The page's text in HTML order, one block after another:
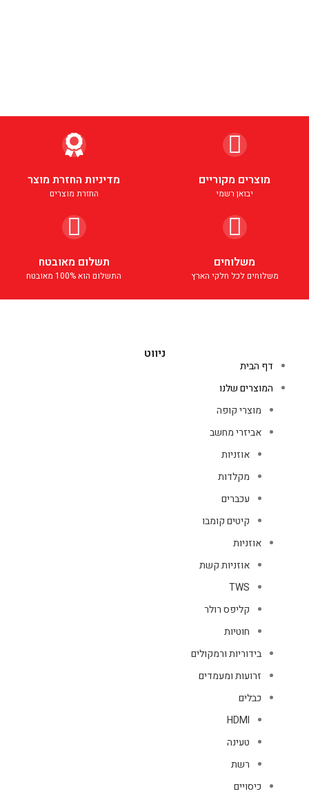
מוצרים מקוריים
יבואן רשמי
מדיניות החזרת מוצר
החזרת מוצרים
משלוחים
משלוחים לכל חלקי הארץ
תשלום מאובטח
התשלום הוא 100% מאובטח
ניווט
דף הבית
המוצרים שלנו
מוצרי קופה
אביזרי מחשב
אוזניות
מקלדות
עכברים
קיטים קומבו
אוזניות
אוזניות קשת
TWS
קליפס רולר
חוטיות
בידוריות ורמקולים
זרועות ומעמדים
כבלים
HDMI
טעינה
רשת
כיסויים